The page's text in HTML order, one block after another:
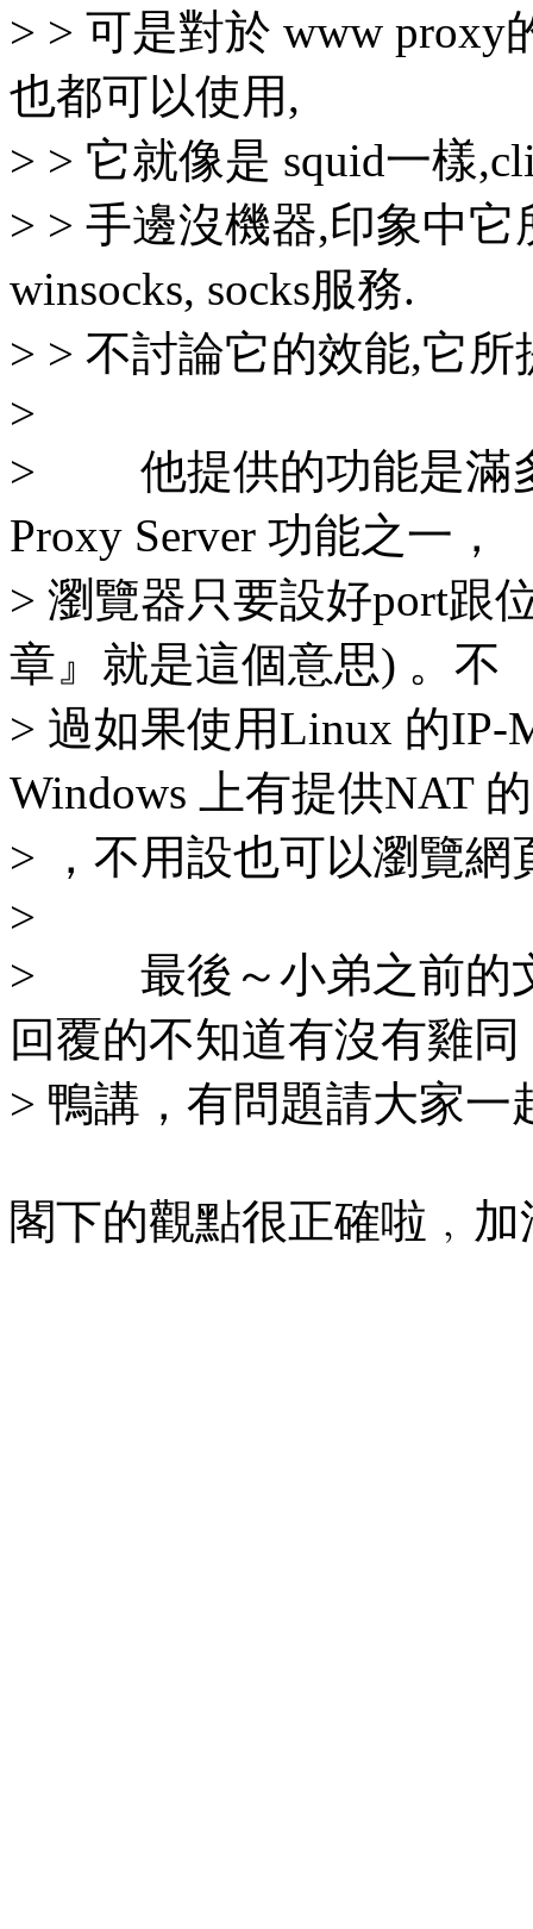
> > 可是對於 www proxy
也都可以使用,
> > 它就像是 squid一樣
> > 手邊沒機器,印象中
winsocks, socks服務.
> > 不討論它的效能,它
>
> 他提供的功能是滿多
Proxy Server 功能之一，
> 瀏覽器只要設好port跟
章』就是這個意思) 。不
> 過如果使用Linux 的IP-
Windows 上有提供NAT
> ，不用設也可以瀏覽網
>
> 最後～小弟之前的文
回覆的不知道有沒有雞同
> 鴨講，有問題請大家一
閣下的觀點很正確啦﹐